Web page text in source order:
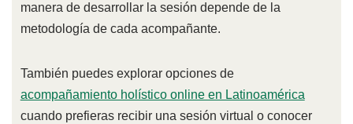
manera de desarrollar la sesión depende de la
metodología de cada acompañante.
También puedes explorar opciones de
acompañamiento holístico online en Latinoamérica
cuando prefieras recibir una sesión virtual o conocer